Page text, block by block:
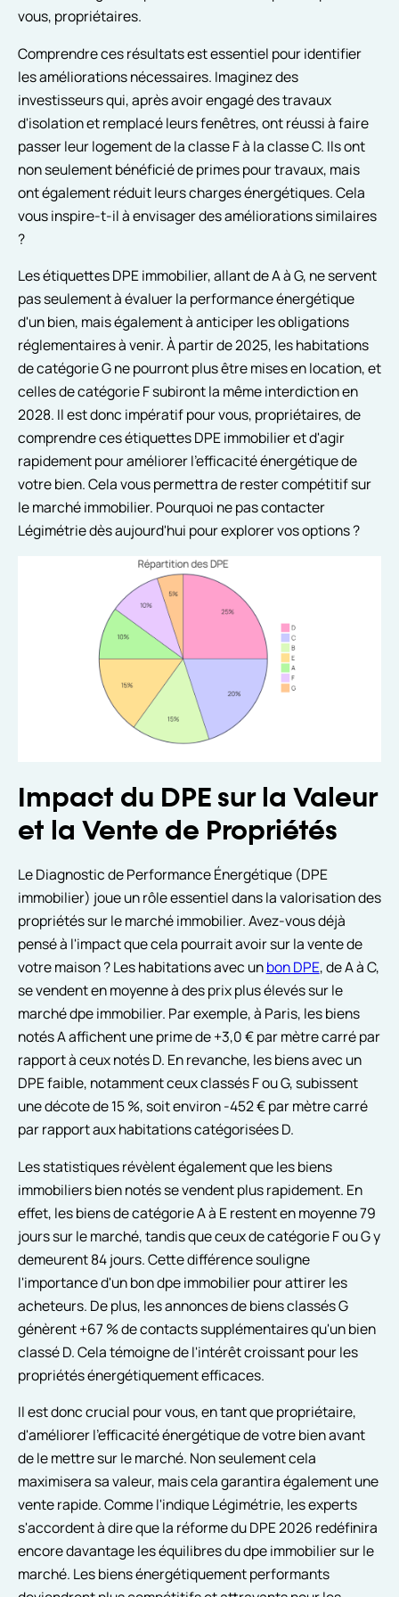
vous, propriétaires.
Comprendre ces résultats est essentiel pour identifier
les améliorations nécessaires. Imaginez des
investisseurs qui, après avoir engagé des travaux
d'isolation et remplacé leurs fenêtres, ont réussi à faire
passer leur logement de la classe F à la classe C. Ils ont
non seulement bénéficié de primes pour travaux, mais
ont également réduit leurs charges énergétiques. Cela
vous inspire-t-il à envisager des améliorations similaires
?
Les étiquettes DPE immobilier, allant de A à G, ne servent
pas seulement à évaluer la performance énergétique
d'un bien, mais également à anticiper les obligations
réglementaires à venir. À partir de 2025, les habitations
de catégorie G ne pourront plus être mises en location, et
celles de catégorie F subiront la même interdiction en
2028. Il est donc impératif pour vous, propriétaires, de
comprendre ces étiquettes DPE immobilier et d'agir
rapidement pour améliorer l'efficacité énergétique de
votre bien. Cela vous permettra de rester compétitif sur
le marché immobilier. Pourquoi ne pas contacter
Légimétrie dès aujourd'hui pour explorer vos options ?
Impact du DPE sur la Valeur
et la Vente de Propriétés
Le Diagnostic de Performance Énergétique (DPE
immobilier) joue un rôle essentiel dans la valorisation des
propriétés sur le marché immobilier. Avez-vous déjà
pensé à l'impact que cela pourrait avoir sur la vente de
votre maison ? Les habitations avec unbon DPE, de A à C,
se vendent en moyenne à des prix plus élevés sur le
marché dpe immobilier. Par exemple, à Paris, les biens
notés A affichent une prime de +3,0 € par mètre carré par
rapport à ceux notés D. En revanche, les biens avec un
DPE faible, notamment ceux classés F ou G, subissent
une décote de 15 %, soit environ -452 € par mètre carré
par rapport aux habitations catégorisées D.
Les statistiques révèlent également que les biens
immobiliers bien notés se vendent plus rapidement. En
effet, les biens de catégorie A à E restent en moyenne 79
jours sur le marché, tandis que ceux de catégorie F ou G y
demeurent 84 jours. Cette différence souligne
l'importance d'un bon dpe immobilier pour attirer les
acheteurs. De plus, les annonces de biens classés G
génèrent +67 % de contacts supplémentaires qu'un bien
classé D. Cela témoigne de l'intérêt croissant pour les
propriétés énergétiquement efficaces.
Il est donc crucial pour vous, en tant que propriétaire,
d'améliorer l'efficacité énergétique de votre bien avant
de le mettre sur le marché. Non seulement cela
maximisera sa valeur, mais cela garantira également une
vente rapide. Comme l'indique Légimétrie, les experts
s'accordent à dire que la réforme du DPE 2026 redéfinira
encore davantage les équilibres du dpe immobilier sur le
marché. Les biens énergétiquement performants